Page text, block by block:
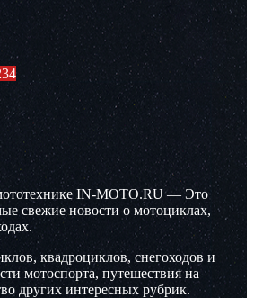
IN-MOTO.RU — Это
свежие новости о мотоциклах,
квадроциклов, снегоходов и
мотоспорта, путешествия на
других интересных рубрик.